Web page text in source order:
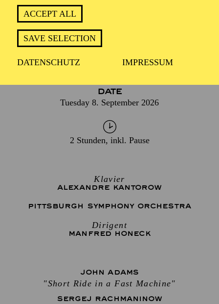
ACCEPT ALL
SAVE SELECTION
DATENSCHUTZ IMPRESSUM
DATE
Tuesday 8. September 2026
2 Stunden, inkl. Pause
Klavier
ALEXANDRE KANTOROW
PITTSBURGH SYMPHONY ORCHESTRA
Dirigent
MANFRED HONECK
JOHN ADAMS
"Short Ride in a Fast Machine"
SERGEJ RACHMANINOW